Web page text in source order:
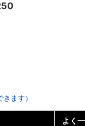
ます）
よく